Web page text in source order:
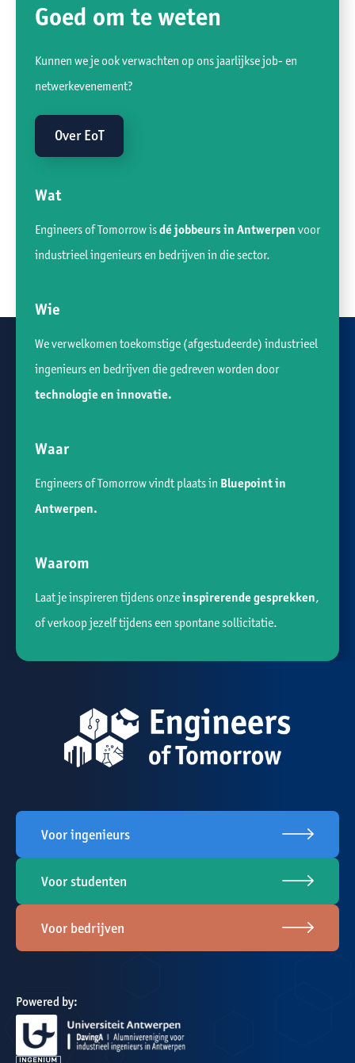
Goed om te weten
Kunnen we je ook verwachten op ons jaarlijkse job- en
netwerkevenement?
Over EoT
Wat
Engineers of Tomorrow isdé jobbeurs in Antwerpen voor
industrieel ingenieurs en bedrijven in die sector.
Wie
We verwelkomen toekomstige (afgestudeerde) industrieel
ingenieurs en bedrijven die gedreven worden door
technologie en innovatie.
Waar
Engineers of Tomorrow vindt plaats in Bluepoint in
Antwerpen.
Waarom
Laat je inspireren tijdens onzeinspirerende gesprekken,
of verkoop jezelf tijdens een spontane sollicitatie.
Voor ingenieurs
Voor studenten
Voor bedrijven
Powered by: